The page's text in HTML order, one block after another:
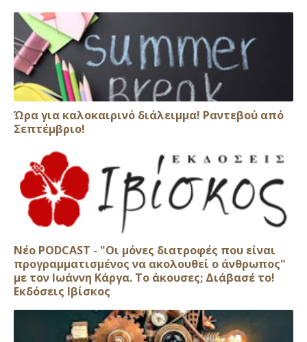
Ώρα για καλοκαιρινό διάλειμμα! Ραντεβού από
Σεπτέμβριο!
Νέο PODCAST - "Οι μόνες διατροφές που είναι
προγραμματισμένος να ακολουθεί ο άνθρωπος"
με τον Ιωάννη Κάργα. Το άκουσες; Διάβασέ το!
Εκδόσεις Ιβίσκος